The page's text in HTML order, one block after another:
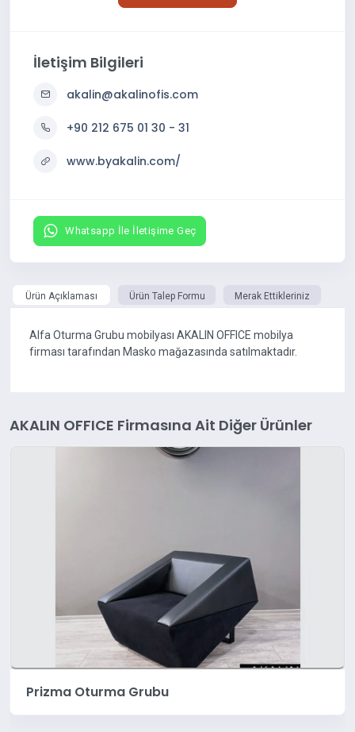
İletişim Bilgileri
akalin@akalinofis.com
+90 212 675 01 30 - 31
www.byakalin.com/
Whatsapp İle İletişime Geç
Ürün Açıklaması Ürün Talep Formu Merak Ettikleriniz
Alfa Oturma Grubu mobilyası AKALIN OFFICE mobilya
firması tarafından Masko mağazasında satılmaktadır.
AKALIN OFFICE Firmasına Ait Diğer Ürünler
Prizma Oturma Grubu